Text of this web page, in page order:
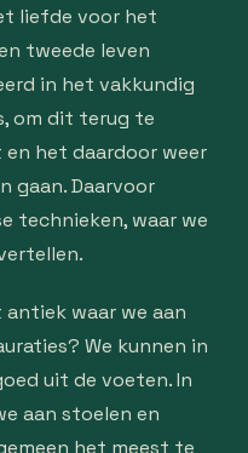
liefde voor het
tweede leven
in het vakkundig
om dit terug te
het daardoor weer
gaan. Daarvoor
technieken, waar we
waar we aan
We kunnen in
uit de voeten. In
aan stoelen en
het meest te